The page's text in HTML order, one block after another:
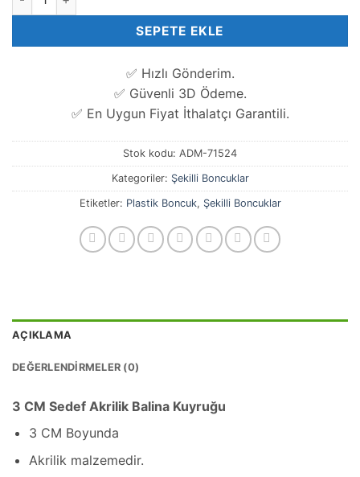
SEPETE EKLE
✅ Hızlı Gönderim.
✅ Güvenli 3D Ödeme.
✅ En Uygun Fiyat İthalatçı Garantili.
Stok kodu: ADM-71524
Kategoriler: Şekilli Boncuklar
Etiketler: Plastik Boncuk, Şekilli Boncuklar
AÇIKLAMA
DEĞERLENDIRMELER (0)
3 CM Sedef Akrilik Balina Kuyruğu
3 CM Boyunda
Akrilik malzemedir.